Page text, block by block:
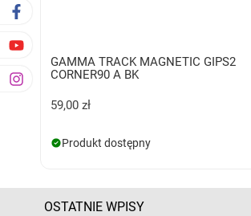
GAMMA TRACK MAGNETIC GIPS2
CORNER90 A BK
59,00 zł
Produkt dostępny
OSTATNIE WPISY